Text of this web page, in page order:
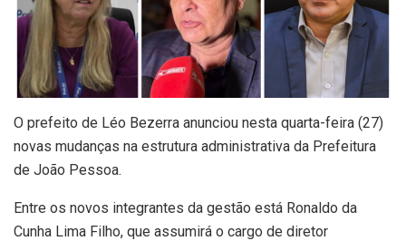
O prefeito de Léo Bezerra anunciou nesta quarta-feira (27)
novas mudanças na estrutura administrativa da Prefeitura
de João Pessoa.
Entre os novos integrantes da gestão está Ronaldo da
Cunha Lima Filho, que assumirá o cargo de diretor